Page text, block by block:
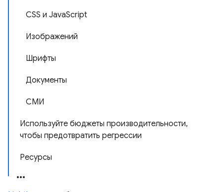
CSS и JavaScript
Изображений
Шрифты
Документы
СМИ
Используйте бюджеты производительности,
чтобы предотвратить регрессии
Ресурсы